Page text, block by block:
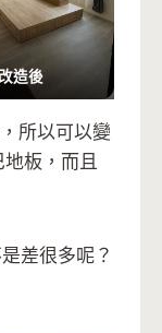
造後
所以可以變
板，而且
差很多呢？